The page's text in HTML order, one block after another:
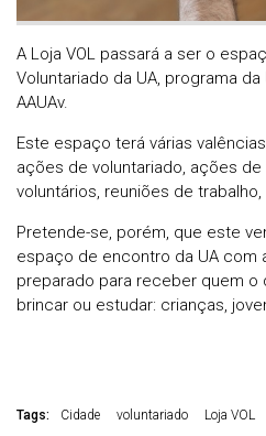
A Loja VOL passará a ser o
Voluntariado da UA, programa
AAUAv.
Este espaço terá várias
ações de voluntariado, ações
voluntários, reuniões de
Pretende-se, porém, que este
espaço de encontro da UA com
preparado para receber quem o
brincar ou estudar: crianças,
Tags: Cidade voluntariado Loja VOL